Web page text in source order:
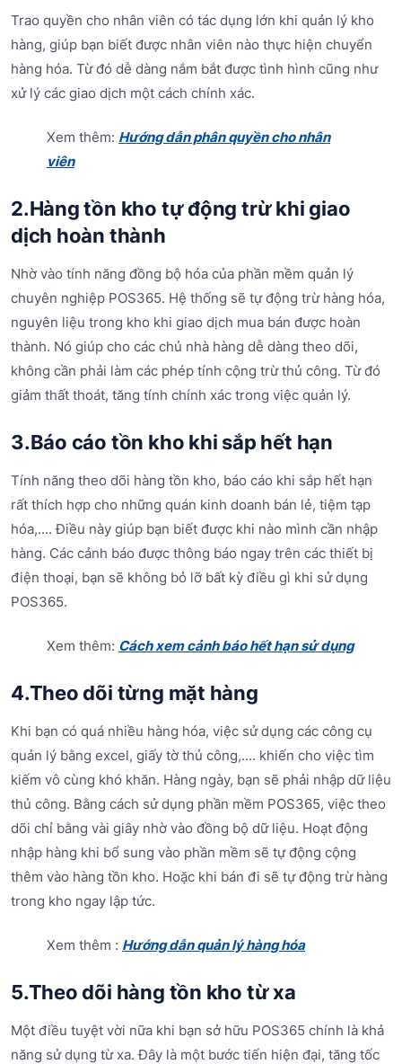
Trao quyền cho nhân viên có tác dụng lớn khi quản lý kho
hàng, giúp bạn biết được nhân viên nào thực hiện chuyển
hàng hóa. Từ đó dễ dàng nắm bắt được tình hình cũng như
xử lý các giao dịch một cách chính xác.
Xem thêm: Hướng dẫn phân quyền cho nhân
viên
2.Hàng tồn kho tự động trừ khi giao
dịch hoàn thành
Nhờ vào tính năng đồng bộ hóa của phần mềm quản lý
chuyên nghiệp POS365. Hệ thống sẽ tự động trừ hàng hóa,
nguyên liệu trong kho khi giao dịch mua bán được hoàn
thành. Nó giúp cho các chủ nhà hàng dễ dàng theo dõi,
không cần phải làm các phép tính cộng trừ thủ công. Từ đó
giảm thất thoát, tăng tính chính xác trong việc quản lý.
3.Báo cáo tồn kho khi sắp hết hạn
Tính năng theo dõi hàng tồn kho, báo cáo khi sắp hết hạn
rất thích hợp cho những quán kinh doanh bán lẻ, tiệm tạp
hóa,.... Điều này giúp bạn biết được khi nào mình cần nhập
hàng. Các cảnh báo được thông báo ngay trên các thiết bị
điện thoại, bạn sẽ không bỏ lỡ bất kỳ điều gì khi sử dụng
POS365.
Xem thêm: Cách xem cảnh báo hết hạn sử dụng
4.Theo dõi từng mặt hàng
Khi bạn có quá nhiều hàng hóa, việc sử dụng các công cụ
quản lý bằng excel, giấy tờ thủ công,.... khiến cho việc tìm
kiếm vô cùng khó khăn. Hàng ngày, bạn sẽ phải nhập dữ liệu
thủ công. Bằng cách sử dụng phần mềm POS365, việc theo
dõi chỉ bằng vài giây nhờ vào đồng bộ dữ liệu. Hoạt động
nhập hàng khi bổ sung vào phần mềm sẽ tự động cộng
thêm vào hàng tồn kho. Hoặc khi bán đi sẽ tự động trừ hàng
trong kho ngay lập tức.
Xem thêm : Hướng dẫn quản lý hàng hóa
5.Theo dõi hàng tồn kho từ xa
Một điều tuyệt vời nữa khi bạn sở hữu POS365 chính là khả
năng sử dụng từ xa. Đây là một bước tiến hiện đại, tăng tốc